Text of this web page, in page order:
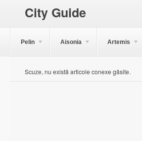
City Guide
Pelin Aisonia Artemis
Scuze, nu există articole conexe găsite.